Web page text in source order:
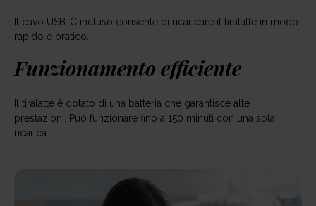
Il cavo USB-C incluso consente di ricaricare il tiralatte in modo
rapido e pratico.
Funzionamento efficiente
Il tiralatte è dotato di una batteria che garantisce alte
prestazioni. Può funzionare fino a 150 minuti con una sola
ricarica.